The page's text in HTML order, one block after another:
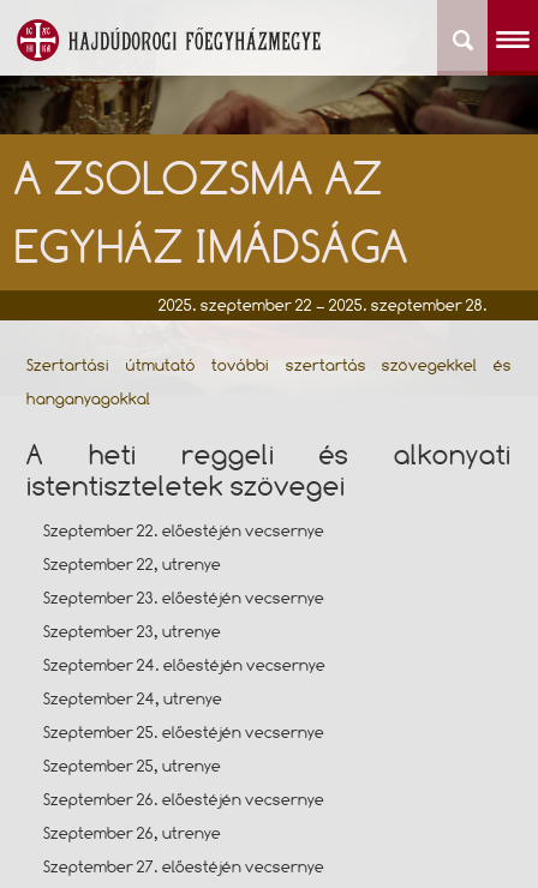
A ZSOLOZSMA AZ
EGYHÁZ IMÁDSÁGA
2025. szeptember 22 – 2025. szeptember 28.
Szertartási útmutató további szertartás szövegekkel és
hanganyagokkal
A heti reggeli és alkonyati
istentiszteletek szövegei
Szeptember 22. előestéjén vecsernye
Szeptember 22, utrenye
Szeptember 23. előestéjén vecsernye
Szeptember 23, utrenye
Szeptember 24. előestéjén vecsernye
Szeptember 24, utrenye
Szeptember 25. előestéjén vecsernye
Szeptember 25, utrenye
Szeptember 26. előestéjén vecsernye
Szeptember 26, utrenye
Szeptember 27. előestéjén vecsernye